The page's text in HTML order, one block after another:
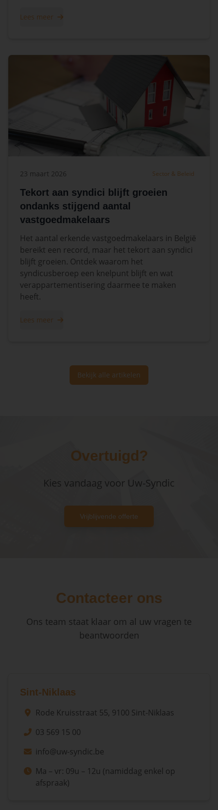
Lees meer
23 maart 2026 Sector & Beleid
Tekort aan syndici blijft groeien
ondanks stijgend aantal
vastgoedmakelaars
Het aantal erkende vastgoedmakelaars in België
bereikt een record, maar het tekort aan syndici
blijft groeien. Ontdek waarom het
syndicusberoep een knelpunt blijft en wat
verappartementisering daarmee te maken
heeft.
Lees meer
Bekijk alle artikelen
Overtuigd?
Kies vandaag voor Uw-Syndic
Vrijblijvende offerte
Contacteer ons
Ons team staat klaar om al uw vragen te
beantwoorden
Sint-Niklaas
Rode Kruisstraat 55, 9100 Sint-Niklaas
03 569 15 00
info@uw-syndic.be
Ma – vr: 09u – 12u (namiddag enkel op
afspraak)